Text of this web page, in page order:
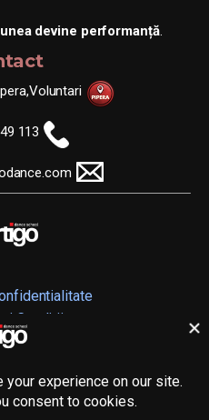
devine performanță.
113
Conditii
Dance School